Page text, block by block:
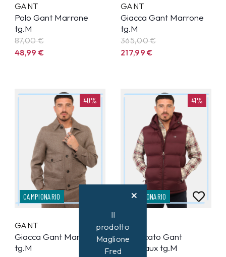
GANT
Polo Gant Marrone
tg.M
87,00 €
48,99€
GANT
Giacca Gant Marrone
tg.M
365,00 €
217,99€
40%
CAMPIONARIO
GANT
Giacca Gant Marrone
tg.M
41%
CAMPIONARIO
GANT
Smanicato Gant
Bordeaux tg.M
Il
prodotto
Maglione
Fred